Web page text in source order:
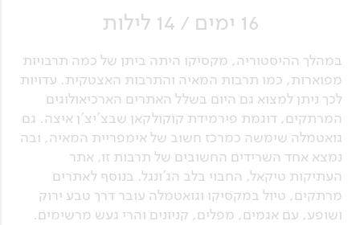
16 ימים / 14 לילות
במהלך ההיסטוריה, מקסיקו היתה ביתן של כמה תרבויות
מפוארות, כמו תרבות המאיה והתרבות האצטקית. עדויות
לכך ניתן למצוא גם היום בשלל האתרים הארכיאולוגים
המרתקים, דוגמת פירמידת קוקולקאן שבצ'יצ'ן איצה. גם
גואטמלה שימשה כמרכז חשוב של אימפריית המאיה, ובה
נמצא אחד השרידים החשובים של תרבות זו, אתר
העתיקות טיקאל, החבוי בלב הג'ונגל. בנוסף לאתרים
מרתקים, טיול במקסיקו וגואטמלה עובר דרך טבע ירוק
ושופע, עם אגמים, מפלים, קניונים והרי געש מרשימים.